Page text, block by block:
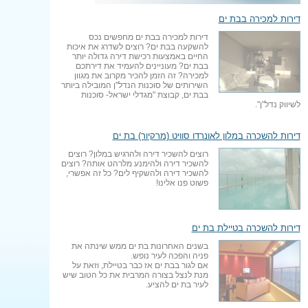
דירות למכירה בבת ים
דירות למכירה בבת ים מחפשים נכס
להשקעה בבת ים? רוצים לשדרג את איכות
החיים באמצעות רכישת דירה גדולה יותר
בבת ים? מעוניינים להעמיד את דירתכם
למכירה? זה הזמן להכיר מקרוב את מגוון
השירותים של סוכנות הנדל"ן המובילה ביותר
בבת ים, קבוצת "מגדלי ישראל- סוכנות
לשיווק נדל"ן".
דירות להשכרה במלון לאונרדו סוויט (מרקיור) בת ים
רוצים להשכיר דירה ולהרגיש במלון? רוצים
להשכיר דירה ולהימנע מלרהט אותה? רוצים
להשכיר דירה ולהשקיף לים? כל זה אפשרי,
פשוט פנו אלינו!
דירות להשכרה בטיילת בת ים
בשנים האחרונות בת ים ממש שינתה את
פניה והפכה לעיר נופש.
אם לגור בבת ים אז כבר בטיילת, וזאת על
מנת לנצל בצורה המרבית את כל הטוב שיש
לעיר בת ים להציע.